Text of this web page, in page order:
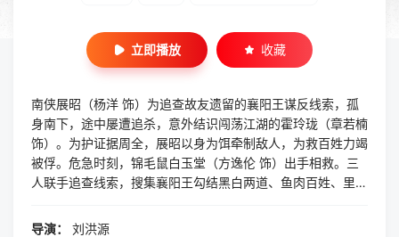
立即播放 收藏
南侠展昭（杨洋 饰）为追查故友遗留的襄阳王谋反线索，孤
身南下，途中屡遭追杀，意外结识闯荡江湖的霍玲珑（章若楠
饰）。为护证据周全，展昭以身为饵牵制敌人，为救百姓力竭
被俘。危急时刻，锦毛鼠白玉堂（方逸伦 饰）出手相救。三
人联手追查线索，搜集襄阳王勾结黑白两道、鱼肉百姓、里通
与百姓安宁。
导演：
刘洪源